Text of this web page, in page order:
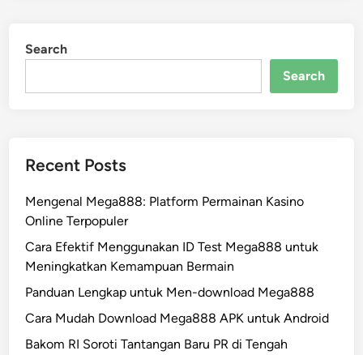
Search
Search
Recent Posts
Mengenal Mega888: Platform Permainan Kasino
Online Terpopuler
Cara Efektif Menggunakan ID Test Mega888 untuk
Meningkatkan Kemampuan Bermain
Panduan Lengkap untuk Men-download Mega888
Cara Mudah Download Mega888 APK untuk Android
Bakom RI Soroti Tantangan Baru PR di Tengah